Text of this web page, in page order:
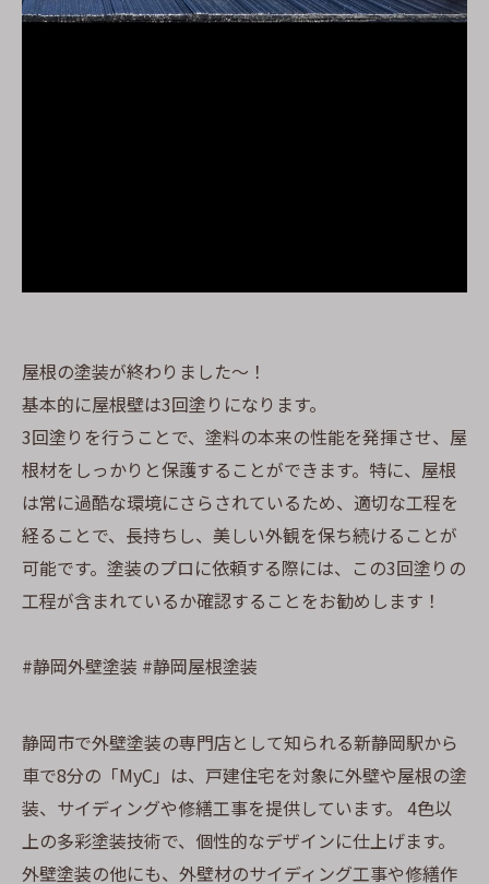
屋根の塗装が終わりました〜！
基本的に屋根壁は3回塗りになります。
3回塗りを行うことで、塗料の本来の性能を発揮させ、屋
根材をしっかりと保護することができます。特に、屋根
は常に過酷な環境にさらされているため、適切な工程を
経ることで、長持ちし、美しい外観を保ち続けることが
可能です。塗装のプロに依頼する際には、この3回塗りの
工程が含まれているか確認することをお勧めします！
#静岡外壁塗装 #静岡屋根塗装
静岡市で外壁塗装の専門店として知られる新静岡駅から
車で8分の「MyC」は、戸建住宅を対象に外壁や屋根の塗
装、サイディングや修繕工事を提供しています。 4色以
上の多彩塗装技術で、個性的なデザインに仕上げます。
外壁塗装の他にも、外壁材のサイディング工事や修繕作